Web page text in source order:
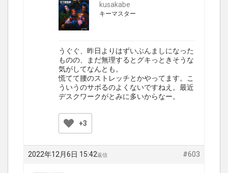
kusakabe
キーマスター
うぐぐ、昨日よりはずいぶんましになった
ものの、まだ無理するとグキっときそうな
気がしてなんとも。
慌てて腰のストレッチとかやってます。こ
ういうのサボるのよくないですねえ。最近
デスクワークがとみに多いからなー。
+3
2022年12月6日 15:42 #603
返信